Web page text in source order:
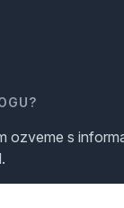
ozveme s